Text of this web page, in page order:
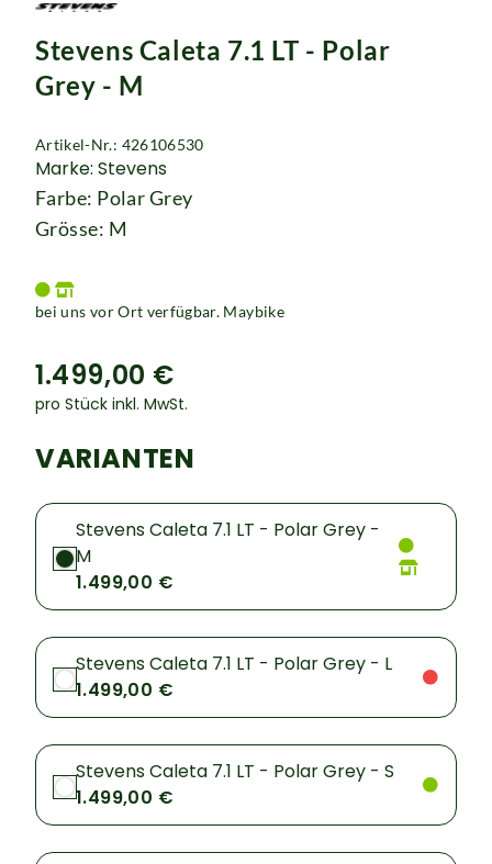
Rucksäcke
Schlösser
Stevens Caleta 7.1 LT - Polar
Grey - M
Artikel-Nr.: 426106530
Marke: Stevens
Farbe: Polar Grey
Grösse: M
bei uns vor Ort verfügbar. Maybike
1.499,00 €
pro Stück inkl. MwSt.
VARIANTEN
Stevens Caleta 7.1 LT - Polar Grey -
M
1.499,00 €
Stevens Caleta 7.1 LT - Polar Grey - L
1.499,00 €
Stevens Caleta 7.1 LT - Polar Grey - S
1.499,00 €